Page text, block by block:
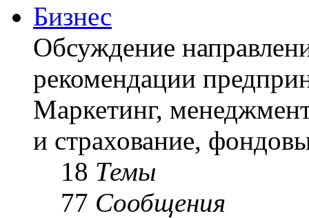
Бизнес
Обсуждение
рекомендации
Маркетинг,
и страхование,
18 Темы
77 Сообщения